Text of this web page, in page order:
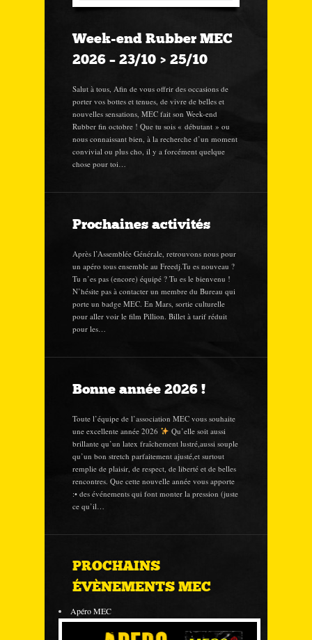
Week-end Rubber MEC
2026 – 23/10 > 25/10
Salut à tous, Afin de vous offrir des occasions de
porter vos bottes et tenues, de vivre de belles et
nouvelles sensations, MEC fait son Week-end
Rubber fin octobre ! Que tu sois « débutant » ou
nous connaissant bien, à la recherche d’un moment
convivial ou plus cho, il y a forcément quelque
chose pour toi…
Prochaines activités
Après l’Assemblée Générale, retrouvons nous pour
un apéro tous ensemble au Freedj.Tu es nouveau ?
Tu n’es pas (encore) équipé ? Tu es le bienvenu !
N’hésite pas à contacter un membre du Bureau qui
porte un badge MEC. En Mars, sortie culturelle
pour aller voir le film Pillion. Billet à tarif réduit
pour les…
Bonne année 2026 !
Toute l’équipe de l’association MEC vous souhaite
une excellente année 2026
Qu’elle soit aussi
brillante qu’un latex fraîchement lustré,aussi souple
qu’un bon stretch parfaitement ajusté,et surtout
remplie de plaisir, de respect, de liberté et de belles
rencontres. Que cette nouvelle année vous apporte
:• des événements qui font monter la pression (juste
ce qu’il…
PROCHAINS
ÉVÈNEMENTS MEC
Apéro MEC